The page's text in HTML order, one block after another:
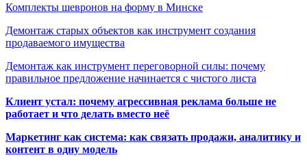
Комплекты шевронов на форму в Минске
Демонтаж старых объектов как инструмент создания
продаваемого имущества
Демонтаж как инструмент переговорной силы: почему
правильное предложение начинается с чистого листа
Клиент устал: почему агрессивная реклама больше не
работает и что делать вместо неё
Маркетинг как система: как связать продажи, аналитику и
контент в одну модель